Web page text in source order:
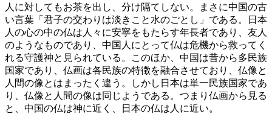
人に対してもお茶を出し、分け隔てしない。まさに中国の古
い言葉「君子の交わりは淡きこと水のごとし」である。日本
人の心の中の仏は人々に安寧をもたらす年長者であり、友人
のようなものであり、中国人にとって仏は危機から救ってく
れる守護神と見られている。このほか、中国は昔から多民族
国家であり、仏画は各民族の特徴を融合させており、仏像と
人間の像とはまったく違う。しかし日本は単一民族国家であ
り、仏像と人間の像は同じようである。つまり仏画から見る
と、中国の仏は神に近く、日本の仏は人に近い。